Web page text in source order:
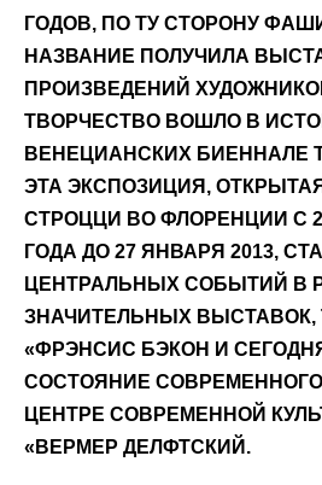
ГОДОВ, ПО ТУ СТОРОНУ
НАЗВАНИЕ ПОЛУЧИЛА
ПРОИЗВЕДЕНИЙ
ТВОРЧЕСТВО ВОШЛО В
ВЕНЕЦИАНСКИХ БИЕННАЛЕ
ЭТА ЭКСПОЗИЦИЯ,
СТРОЦЦИ ВО ФЛОРЕНЦИИ С
ГОДА ДО 27 ЯНВАРЯ 2013,
ЦЕНТРАЛЬНЫХ СОБЫТИЙ В
ЗНАЧИТЕЛЬНЫХ ВЫСТАВОК,
«ФРЭНСИС БЭКОН И
СОСТОЯНИЕ
ЦЕНТРЕ СОВРЕМЕННОЙ
«ВЕРМЕР ДЕЛФТСКИЙ.